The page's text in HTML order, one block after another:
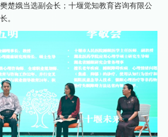
楚娥当选副会长；十堰觉知教育咨询有限公
。